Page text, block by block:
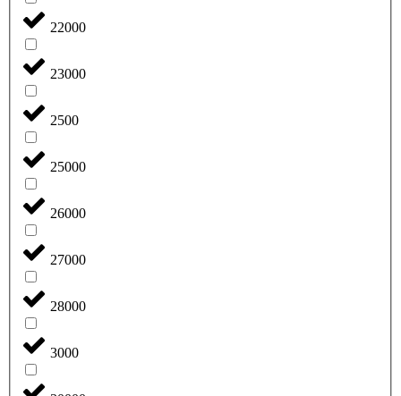
22000
23000
2500
25000
26000
27000
28000
3000